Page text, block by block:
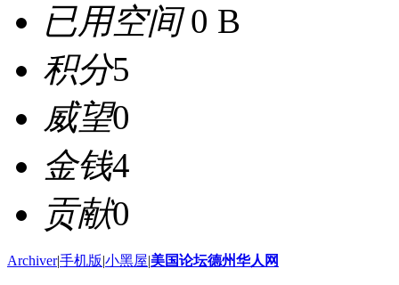
已用空间0 B
积分5
威望0
金钱4
贡献0
Archiver|手机版|小黑屋|美国论坛德州华人网